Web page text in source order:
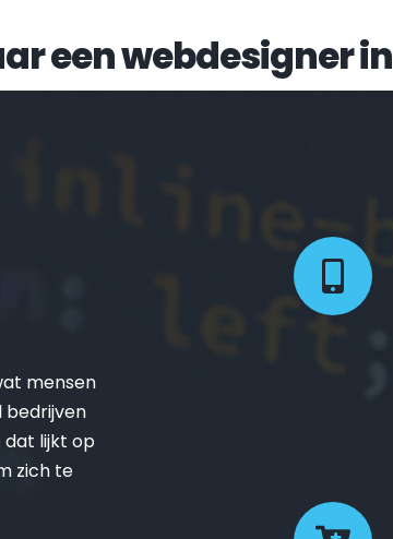
een webdesigner in
mensen
bedrijven
lijkt op
zich te